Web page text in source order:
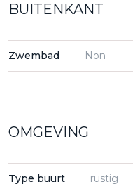
BUITENKANT
Zwembad Non
OMGEVING
Type buurt rustig